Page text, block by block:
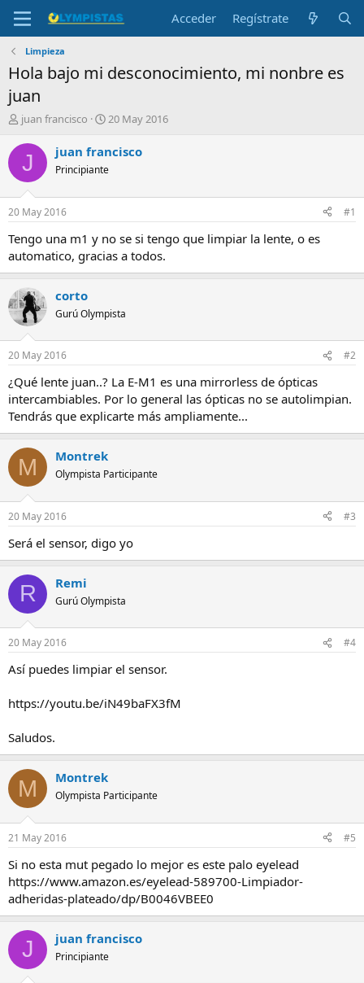
Acceder Regístrate
Limpieza
Hola bajo mi desconocimiento, mi nonbre es
juan
I
i
a
d
o
r
d
e
t
e
m
a
juan francisco
F
c
a
i
n
c
20 May 2016
J juan francisco
Principiante
20 May 2016 #1
Tengo una m1 y no se si tengo que limpiar la lente, o es
automatico, gracias a todos.
corto
Gurú Olympista
20 May 2016 #2
¿Qué lente juan..? La E-M1 es una mirrorless de ópticas
intercambiables. Por lo general las ópticas no se autolimpian.
Tendrás que explicarte más ampliamente...
M Montrek
Olympista Participante
20 May 2016 #3
Será el sensor, digo yo
R Remi
Gurú Olympista
20 May 2016 #4
Así puedes limpiar el sensor.
https://youtu.be/iN49baFX3fM
Saludos.
M Montrek
Olympista Participante
21 May 2016 #5
Si no esta mut pegado lo mejor es este palo eyelead
https://www.amazon.es/eyelead-589700-Limpiador-
adheridas-plateado/dp/B0046VBEE0
J juan francisco
Principiante